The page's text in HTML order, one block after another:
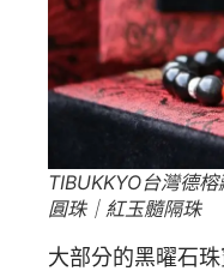
TIBUKKYO台灣德
圓珠｜紅玉髓隔珠
大部分的黑曜石